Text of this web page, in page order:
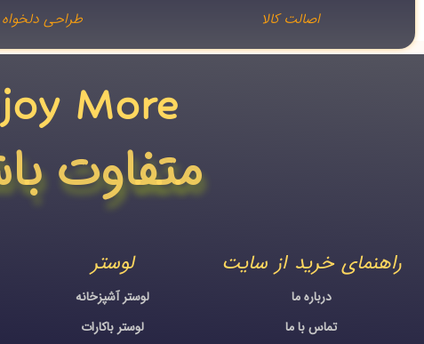
اصالت کالا طراحی دلخواه
More​
متفاوت
راهنمای خرید از سایت
درباره ما
تماس با ما
لوستر
لوستر آشپزخانه
لوستر باکارات